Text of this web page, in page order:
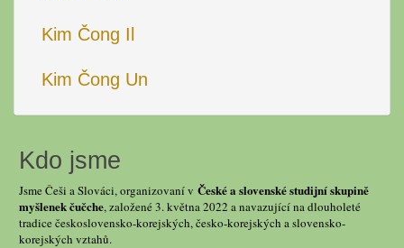
Kim Čong Il
Kim Čong Un
Kdo jsme
Jsme Češi a Slováci, organizovaní v České a slovenské studijní skupině
myšlenek čučche, založené 3. května 2022 a navazující na dlouholeté
tradice československo-korejských, česko-korejských a slovensko-
korejských vztahů.